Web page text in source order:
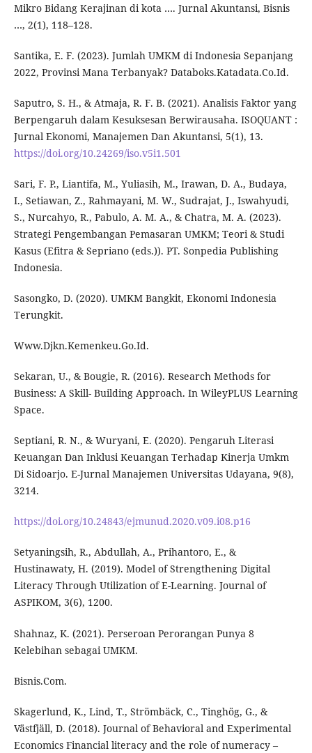
Mikro Bidang Kerajinan di kota …. Jurnal Akuntansi, Bisnis
…, 2(1), 118–128.
Santika, E. F. (2023). Jumlah UMKM di Indonesia Sepanjang
2022, Provinsi Mana Terbanyak? Databoks.Katadata.Co.Id.
Saputro, S. H., & Atmaja, R. F. B. (2021). Analisis Faktor yang
Berpengaruh dalam Kesuksesan Berwirausaha. ISOQUANT :
Jurnal Ekonomi, Manajemen Dan Akuntansi, 5(1), 13.
https://doi.org/10.24269/iso.v5i1.501
Sari, F. P., Liantifa, M., Yuliasih, M., Irawan, D. A., Budaya,
I., Setiawan, Z., Rahmayani, M. W., Sudrajat, J., Iswahyudi,
S., Nurcahyo, R., Pabulo, A. M. A., & Chatra, M. A. (2023).
Strategi Pengembangan Pemasaran UMKM; Teori & Studi
Kasus (Efitra & Sepriano (eds.)). PT. Sonpedia Publishing
Indonesia.
Sasongko, D. (2020). UMKM Bangkit, Ekonomi Indonesia
Terungkit.
Www.Djkn.Kemenkeu.Go.Id.
Sekaran, U., & Bougie, R. (2016). Research Methods for
Business: A Skill- Building Approach. In WileyPLUS Learning
Space.
Septiani, R. N., & Wuryani, E. (2020). Pengaruh Literasi
Keuangan Dan Inklusi Keuangan Terhadap Kinerja Umkm
Di Sidoarjo. E-Jurnal Manajemen Universitas Udayana, 9(8),
3214.
https://doi.org/10.24843/ejmunud.2020.v09.i08.p16
Setyaningsih, R., Abdullah, A., Prihantoro, E., &
Hustinawaty, H. (2019). Model of Strengthening Digital
Literacy Through Utilization of E-Learning. Journal of
ASPIKOM, 3(6), 1200.
Shahnaz, K. (2021). Perseroan Perorangan Punya 8
Kelebihan sebagai UMKM.
Bisnis.Com.
Skagerlund, K., Lind, T., Strömbäck, C., Tinghög, G., &
Västfjäll, D. (2018). Journal of Behavioral and Experimental
Economics Financial literacy and the role of numeracy –